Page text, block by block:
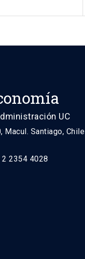
UC
Macul. Santiago, Chile
2354 4028